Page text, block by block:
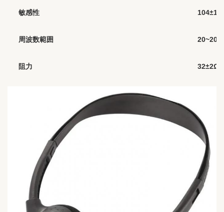
敏感性
周波数範囲
阻力 32±2Ω